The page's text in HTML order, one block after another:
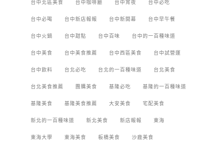
台中北區美食 台中咖啡廳 台中宵夜 台中必吃
台中必喝 台中新店報報 台中新開幕 台中早午餐
台中火鍋 台中甜點 台中百味 台中的一百種味道
台中美食 台中美食推薦 台中西區美食 台中試營運
台中飲料 台北必吃 台北的一百種味道 台北美食
台北美食推薦 團購美食 基隆必吃 基隆的一百種味道
基隆美食 基隆美食推薦 大安美食 宅配美食
新北的一百種味道 新北美食 新店報報 東海
東海大學 東海美食 板橋美食 沙鹿美食